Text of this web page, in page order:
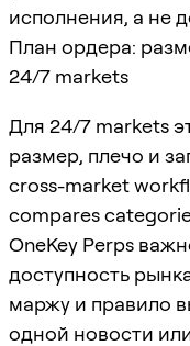
исполнения, а не
План ордера:
24/7 markets
Для 24/7 markets
размер, плечо и
cross-market
compares
OneKey Perps
доступность
маржу и правило
одной новости